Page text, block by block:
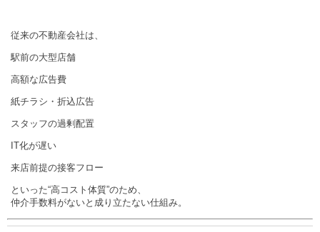
従来の不動産会社は、
駅前の大型店舗
高額な広告費
紙チラシ・折込広告
スタッフの過剰配置
IT化が遅い
来店前提の接客フロー
といった“高コスト体質”のため、
仲介手数料がないと成り立たない仕組み。